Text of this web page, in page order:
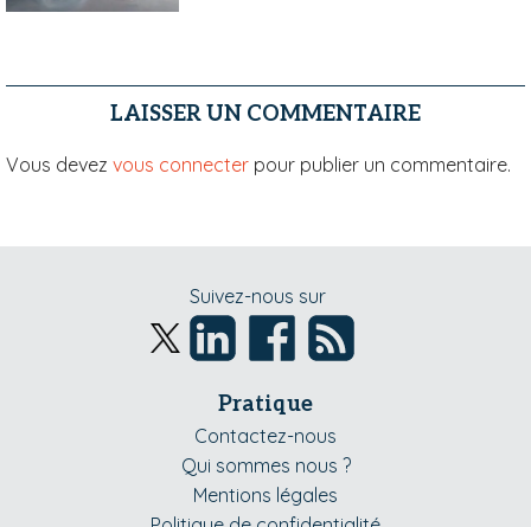
LAISSER UN COMMENTAIRE
Vous devez vous connecter pour publier un commentaire.
Suivez-nous sur
Pratique
Contactez-nous
Qui sommes nous ?
Mentions légales